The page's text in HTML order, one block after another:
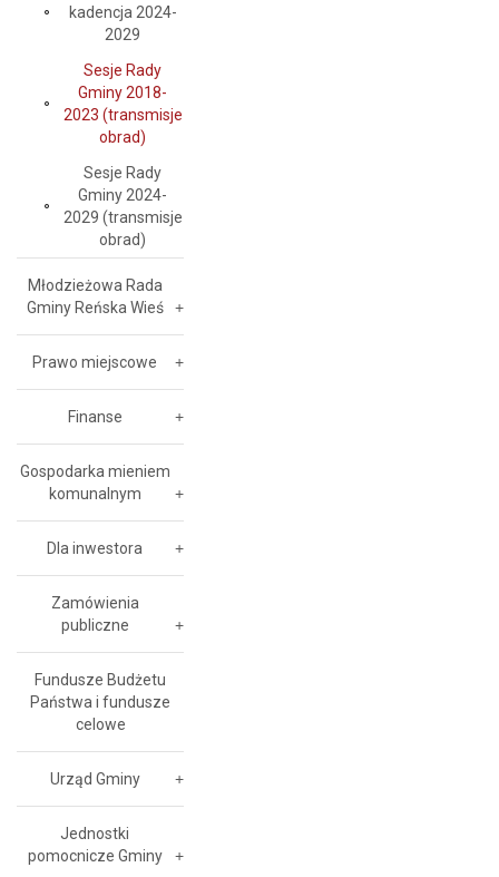
kadencja 2024-
2029
Sesje Rady
Gminy 2018-
2023 (transmisje
obrad)
Sesje Rady
Gminy 2024-
2029 (transmisje
obrad)
Młodzieżowa Rada
Gminy Reńska Wieś
Prawo miejscowe
Finanse
Gospodarka mieniem
komunalnym
Dla inwestora
Zamówienia
publiczne
Fundusze Budżetu
Państwa i fundusze
celowe
Urząd Gminy
Jednostki
pomocnicze Gminy